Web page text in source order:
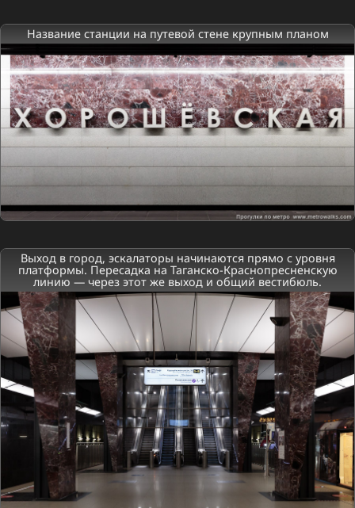
Название станции на путевой стене крупным планом
Выход в город, эскалаторы начинаются прямо с уровня
платформы. Пересадка на Таганско-Краснопресненскую
линию — через этот же выход и общий вестибюль.